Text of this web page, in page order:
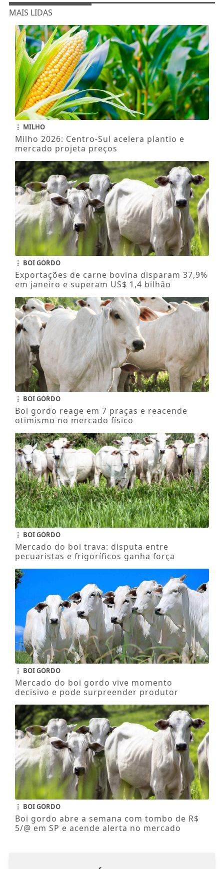
MAIS LIDAS
MILHO
Milho 2026: Centro-Sul acelera plantio e
mercado projeta preços
BOI GORDO
Exportações de carne bovina disparam 37,9%
em janeiro e superam US$ 1,4 bilhão
BOI GORDO
Boi gordo reage em 7 praças e reacende
otimismo no mercado físico
BOI GORDO
Mercado do boi trava: disputa entre
pecuaristas e frigoríficos ganha força
BOI GORDO
Mercado do boi gordo vive momento
decisivo e pode surpreender produtor
BOI GORDO
Boi gordo abre a semana com tombo de R$
5/@ em SP e acende alerta no mercado